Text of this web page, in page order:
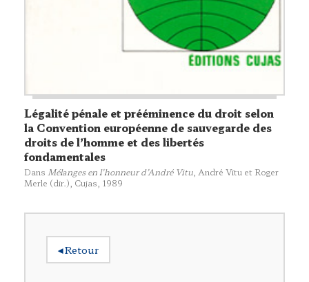
Légalité pénale et prééminence du droit selon
la Convention européenne de sauvegarde des
droits de l’homme et des libertés
fondamentales
Dans Mélanges en l’honneur d’André Vitu , André Vitu et Roger
Merle (dir.), Cujas , 1989
◂Retour